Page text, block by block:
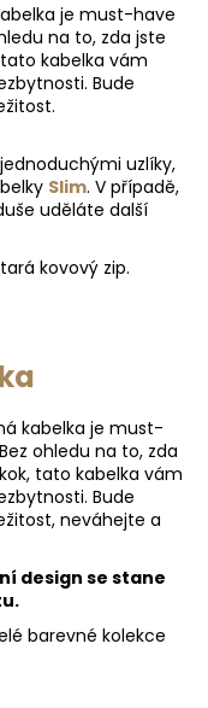
je must-have
na to, zda jste
kabelka vám
Bude
uzlíky,
Slim. V případě,
uděláte další
kovový zip.
kabelka je must-
ohledu na to, zda
tato kabelka vám
Bude
neváhejte a
design se stane
barevné kolekce